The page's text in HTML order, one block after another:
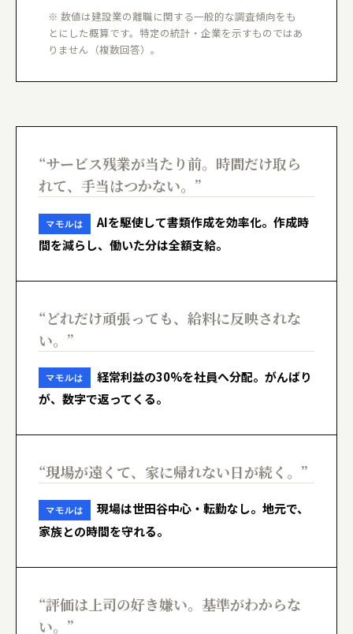
※ 数値は建設業の離職に関する一般的な調査傾向をも
とにした概算です。特定の統計・企業を示すものではあ
りません（複数回答）。
“サービス残業が当たり前。時間だけ取ら
れて、手当はつかない。”
マモルは
AIを駆使して書類作成を効率化。作成時
間を減らし、働いた分は全額支給。
“どれだけ頑張っても、給料に反映されな
い。”
マモルは
経常利益の30%を社員へ分配。がんばり
が、数字で返ってくる。
“現場が遠くて、家に帰れない日が続く。”
マモルは
現場は世田谷中心・転勤なし。地元で、
家族との時間を守れる。
“評価は上司の好き嫌い。基準がわからな
い。”